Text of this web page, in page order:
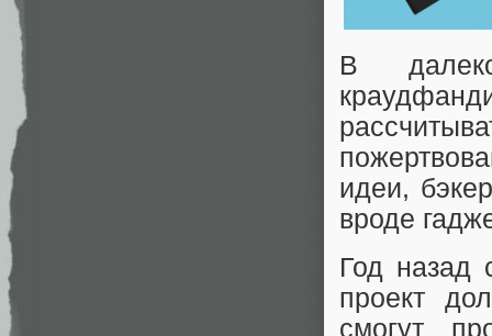
В
идеи,
вроде
Год назад
проект
смогут